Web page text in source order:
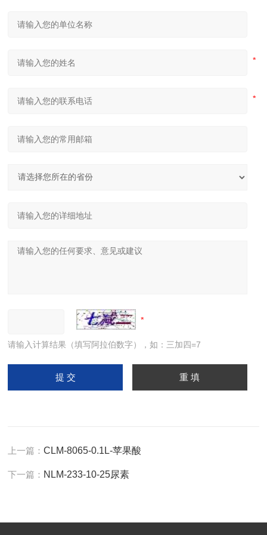
请输入计算结果（填写阿拉伯数字），如：三加四=7
上一篇：CLM-8065-0.1L-苹果酸
下一篇： NLM-233-10-25尿素